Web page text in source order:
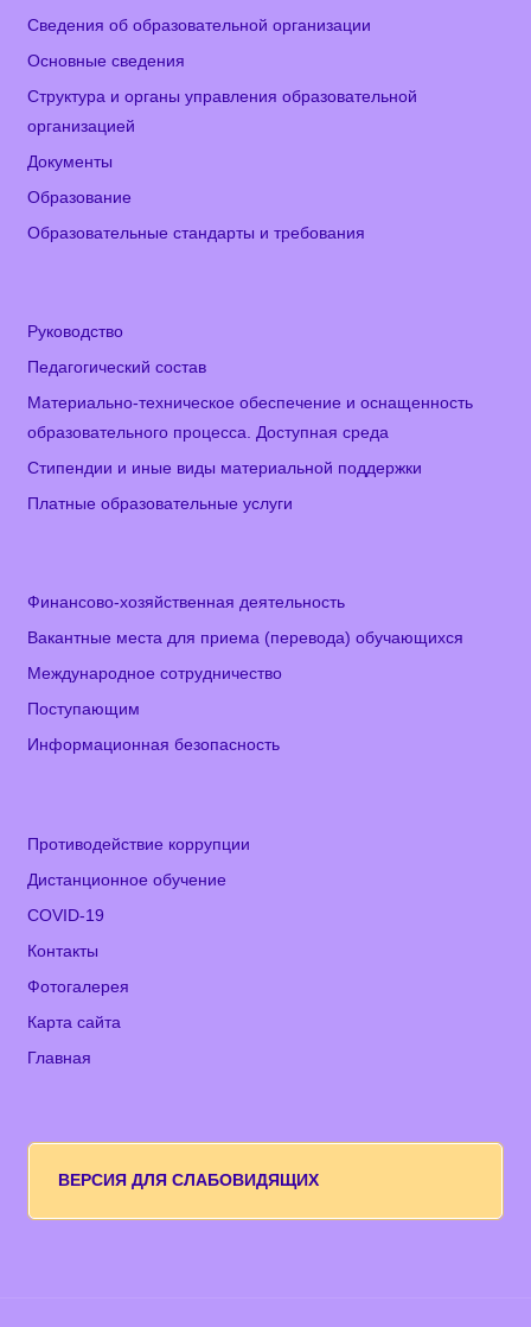
Сведения об образовательной организации
Основные сведения
Структура и органы управления образовательной
организацией
Документы
Образование
Образовательные стандарты и требования
Руководство
Педагогический состав
Материально-техническое обеспечение и оснащенность
образовательного процесса. Доступная среда
Стипендии и иные виды материальной поддержки
Платные образовательные услуги
Финансово-хозяйственная деятельность
Вакантные места для приема (перевода) обучающихся
Международное сотрудничество
Поступающим
Информационная безопасность
Противодействие коррупции
Дистанционное обучение
COVID-19
Контакты
Фотогалерея
Карта сайта
Главная
ВЕРСИЯ ДЛЯ СЛАБОВИДЯЩИХ